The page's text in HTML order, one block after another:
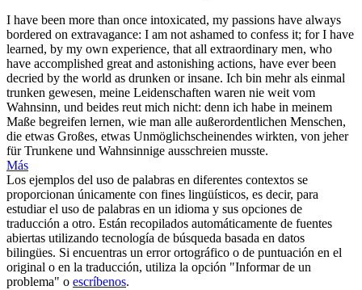
I have been more than once intoxicated, my passions have always
bordered on extravagance: I am not ashamed to confess it; for I have
learned, by my own experience, that all extraordinary men, who
have accomplished great and astonishing actions, have ever been
decried by the world as drunken or insane. Ich bin mehr als einmal
trunken gewesen, meine Leidenschaften waren nie weit vom
Wahnsinn, und beides reut mich nicht: denn ich habe in meinem
Maße begreifen lernen, wie man alle außerordentlichen Menschen,
die etwas Großes, etwas Unmöglichscheinendes wirkten, von jeher
für Trunkene und Wahnsinnige ausschreien musste.
Más
Los ejemplos del uso de palabras en diferentes contextos se
proporcionan únicamente con fines lingüísticos, es decir, para
estudiar el uso de palabras en un idioma y sus opciones de
traducción a otro. Están recopilados automáticamente de fuentes
abiertas utilizando tecnología de búsqueda basada en datos
bilingües. Si encuentras un error ortográfico o de puntuación en el
original o en la traducción, utiliza la opción "Informar de un
problema" o escríbenos.